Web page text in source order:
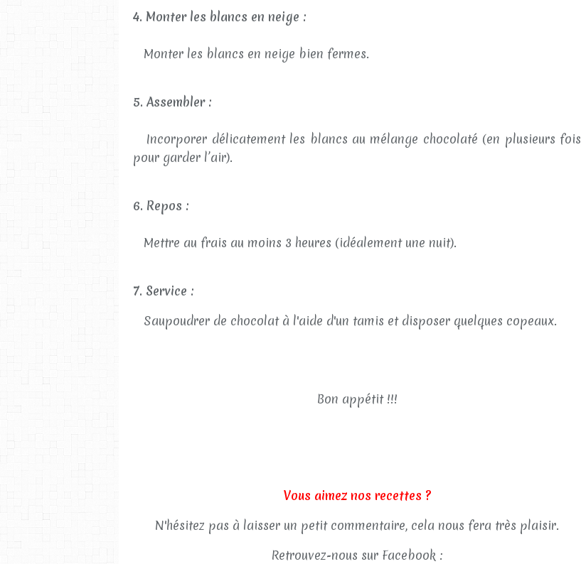
4. Monter les blancs en neige :
Monter les blancs en neige bien fermes.
5. Assembler :
Incorporer délicatement les blancs au mélange chocolaté (en plusieurs fois
pour garder l’air).
6. Repos :
Mettre au frais au moins 3 heures (idéalement une nuit).
7. Service :
Saupoudrer de chocolat à l'aide d'un tamis et disposer quelques copeaux.
Bon appétit !!!
Vous aimez nos recettes ?
N'hésitez pas à laisser un petit commentaire, cela nous fera très plaisir.
Retrouvez-nous sur Facebook :